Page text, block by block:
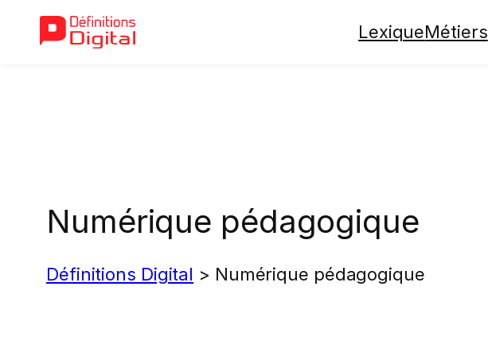
LexiqueMétiers
Numérique pédagogique
Définitions Digital > Numérique pédagogique